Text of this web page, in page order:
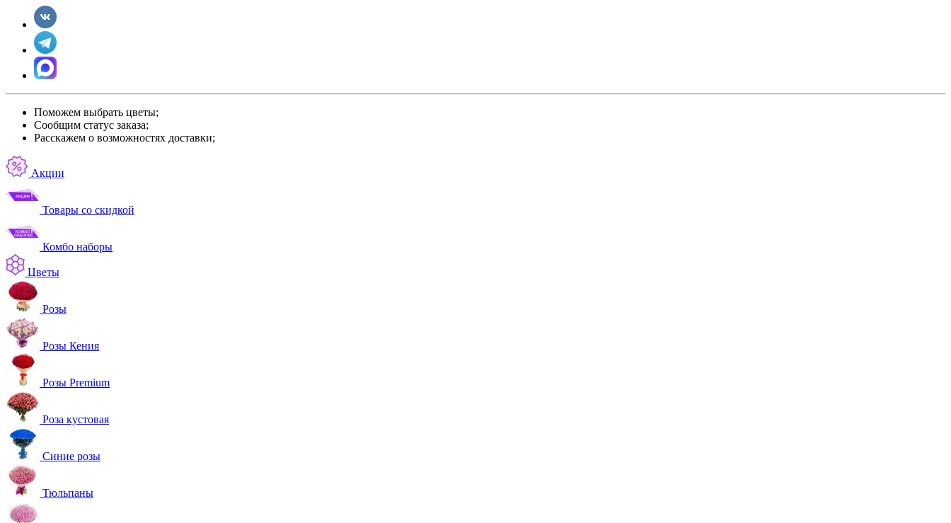
Поможем выбрать цветы;
Сообщим статус заказа;
Расскажем о возможностях доставки;
Акции
Товары со скидкой
Комбо наборы
Цветы
Розы
Розы Кения
Розы Premium
Роза кустовая
Синие розы
Тюльпаны